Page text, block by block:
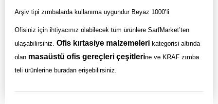
Arşiv tipi zımbalarda kullanıma uygundur Beyaz 1000’li
Ofisiniz için ihtiyacınız olabilecek tüm ürünlere SarfMarket’ten
ulaşabilirsiniz. Ofis kırtasiye malzemeleri kategorisi altında
olan masaüstü ofis gereçleri çeşitlerine ve KRAF zımba
teli ürünlerine buradan erişebilirsiniz.